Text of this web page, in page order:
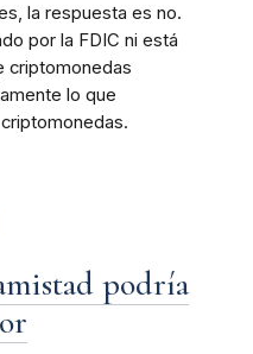
la respuesta es no.
por la FDIC ni está
criptomonedas
lo que
podría